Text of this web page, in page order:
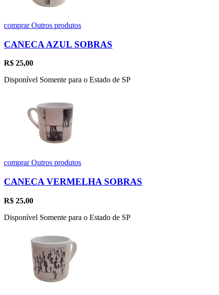
comprarOutros produtos
CANECA AZUL SOBRAS
R$ 25,00
Disponível Somente para o Estado de SP
comprarOutros produtos
CANECA VERMELHA SOBRAS
R$ 25,00
Disponível Somente para o Estado de SP